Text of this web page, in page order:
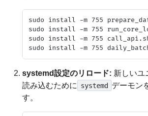
sudo install -m 755
sudo install -m 755
sudo install -m 755
systemd設定のリロード: 新しいユ
読み込むために
systemd デーモン
す。